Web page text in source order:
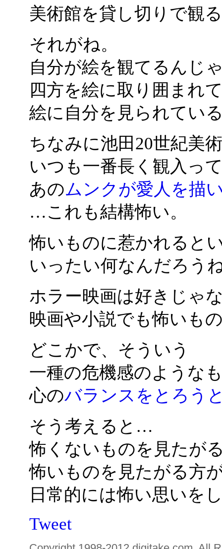
美術館を貸し切りで観
それがね。
自分が絵を観てるんじ
四方を絵に取り囲まれ
絵に自分を見られてい
ちなみに池田20世紀美
いつも一番長く観入っ
あのムンクが愛人を描
…これも結構怖い。
怖いものに惹かれると
いったい何なんだろう
ホラー映画は好きじゃ
映画や小説でも怖いも
どこかで、そういう
一種の危機感のような
心のバランスをとろう
そう考えると…
怖くないものを見たが
怖いものを見たがる方
日常的には怖い思いを
Tweet